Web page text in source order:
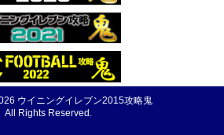
ウイニングイレブン2015攻略鬼
All Rights Reserved.